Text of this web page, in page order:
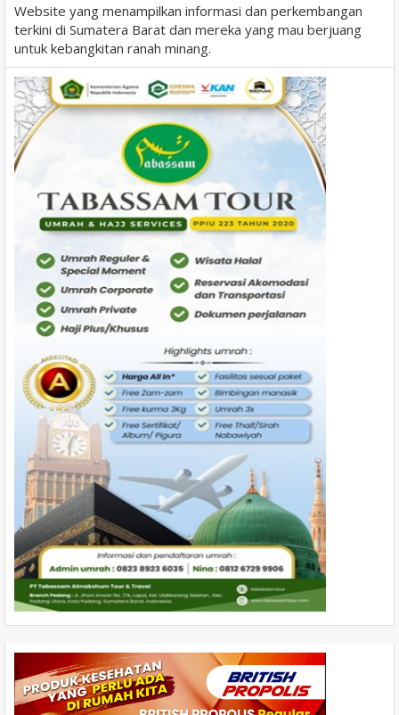
Website yang menampilkan informasi dan perkembangan
terkini di Sumatera Barat dan mereka yang mau berjuang
untuk kebangkitan ranah minang.